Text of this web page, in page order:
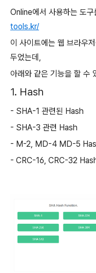
Online에서 사용하는 도
tools.kr/
이 사이트에는 웹 브라우
두었는데,
아래와 같은 기능을 할 수
1. Hash
- SHA-1 관련된 Hash
- SHA-3 관련 Hash
- M-2, MD-4 MD-5
- CRC-16, CRC-32